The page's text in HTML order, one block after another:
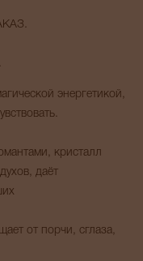
энергетикой,
кристалл
даёт
от порчи, сглаза,